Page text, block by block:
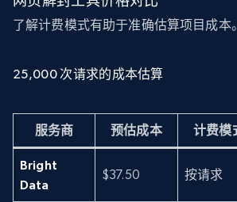
了解计费模式有助于准确估算项目成本。
25,000 次请求的成本估算
服务商 预估成本 计费模
Bright
Data
$37.50 按请求